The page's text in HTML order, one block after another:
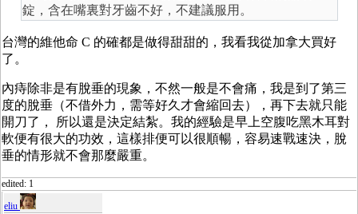
錠，含在嘴裏對牙齒不好，不建議服用。
台灣的維他命 C 的確都是做得甜甜的，我看我從加拿大買好
了。
內痔除非是有脫垂的現象，不然一般是不會痛，我是到了第三
度的脫垂（不借外力，需等好久才會縮回去），再下去就只能
開刀了， 所以還是決定結紮。我的經驗是早上空腹吃黑木耳對
軟便有很大的功效，這樣排便可以很順暢，容易速戰速決，脫
垂的情形就不會那麼嚴重。
edited: 1
eliu